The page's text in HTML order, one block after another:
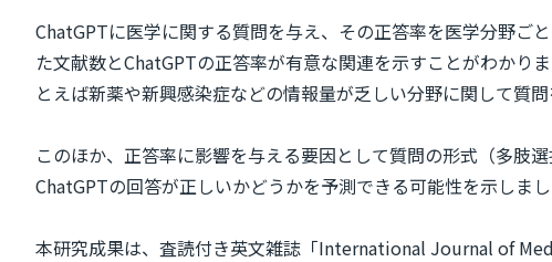
ChatGPTに医学に関する質問を与え、その正答率を医学分野ご
た文献数とChatGPTの正答率が有意な関連を示すことがわかり
とえば新薬や新興感染症などの情報量が乏しい分野に関して質
このほか、正答率に影響を与える要因として質問の形式（多肢
ChatGPTの回答が正しいかどうかを予測できる可能性を示しまし
本研究成果は、査読付き英文雑誌「International Journal of